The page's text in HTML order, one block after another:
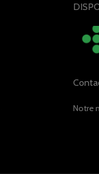
Notre